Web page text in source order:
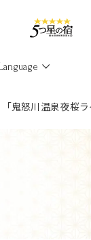
「鬼怒川温泉夜桜